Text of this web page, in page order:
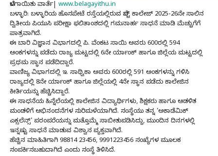
ಬೆಳಗಾಯಿತು ವಾರ್ತೆ| www.belagayithu.in
ಬಳ್ಳಾರಿ: ಬಳ್ಳಾರಿಯ ಹೊಸಪೇಟೆ ರಸ್ತೆಯಲ್ಲಿರುವ ಬೆಸ್ಟ್ ಕಾಲೇಜ್ 2025-26ನೇ ಸಾಲಿನ
ದ್ವಿತೀಯ ಪಿಯುಸಿ ಪರೀಕ್ಷಾ ಫಲಿತಾಂಶದಲ್ಲಿ ಗಮನಾರ್ಹ ಸಾಧನೆ ಮಾಡಿ ಮೆಚ್ಚುಗೆಗೆ
ಪಾತ್ರವಾಗಿದೆ.
ಈ ಬಾರಿ ವಿಜ್ಞಾನ ವಿಭಾಗದಲ್ಲಿ ಪಿ. ವೆಂಕಟ ಸಾಯಿ ಅವರು 600ರಲ್ಲಿ 594
ಅಂಕಗಳನ್ನು ಪಡೆದು ರಾಜ್ಯ ಮಟ್ಟದಲ್ಲಿ 6ನೇ ರ್ಯಾಂಕ್ ಹಾಗೂ ಜಿಲ್ಲೆಯ ಮಟ್ಟದಲ್ಲಿ
ಪ್ರಥಮ ಸ್ಥಾನ ಪಡೆದಿದ್ದಾರೆ.
ವಾಣಿಜ್ಯ ವಿಭಾಗದಲ್ಲಿ ಇ. ಸಾಥ್ವಿಕಾ ಅವರು 600ರಲ್ಲಿ 591 ಅಂಕಗಳನ್ನು ಗಳಿಸಿ
ರಾಜ್ಯದಲ್ಲಿ 8ನೇ ರ್ಯಾಂಕ್ ಹಾಗೂ ಜಿಲ್ಲೆಯಲ್ಲಿ 4ನೇ ಸ್ಥಾನ ಪಡೆದು ಕಾಲೇಜಿನ
ಕೀರ್ತಿಯನ್ನು ಹೆಚ್ಚಿಸಿದ್ದಾರೆ.
ಈ ಸಾಧನೆಯ ಹಿನ್ನೆಲೆಯಲ್ಲಿ ಕಾಲೇಜಿನ ವಿದ್ಯಾರ್ಥಿಗಳು, ಶಿಕ್ಷಕರು ಹಾಗೂ ಆಡಳಿತ
ಮಂಡಳಿಗೆ ಅಭಿನಂದನೆಗಳ ಸುರಿಮಳೆಯಾಗಿದೆ. ಸಂಸ್ಥೆಯು ತನ್ನ ‘ಅಕಾಡೆಮಿಕ್
ಎಕ್ಸಲೆನ್ಸ್’ ಪರಂಪರೆಯನ್ನು ಮತ್ತೊಮ್ಮೆ ಸಾಬೀತುಪಡಿಸಿದ್ದು, ಮುಂದಿನ ದಿನಗಳಲ್ಲಿ
ಇನ್ನಷ್ಟು ಸಾಧನೆ ಮಾಡುವ ವಿಶ್ವಾಸ ವ್ಯಕ್ತವಾಗಿದೆ.
ಹೆಚ್ಚಿನ ಮಾಹಿತಿಗಾಗಿ 98814 23456, 9991223456 ಸಂಖ್ಯೆಗಳ ಮೂಲಕ
ಸಂಪರ್ಕಿಸಬಹುದಾಗಿದೆ ಎಂದು ಸಂಸ್ಥೆ ತಿಳಿಸಿದೆ.